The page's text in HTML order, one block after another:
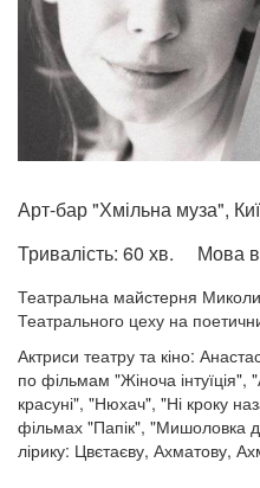
Арт-бар "Хмільна муза",
Тривалість: 60 хв. Мова
Театральна майстерня
Театрального цеху на
Актриси театру та кіно:
по фільмам "Жіноча
красуні", "Нюхач", "Ні кроку
фільмах "Папік", "Мишоловка
лірику: Цвєтаєву, Ахматову,